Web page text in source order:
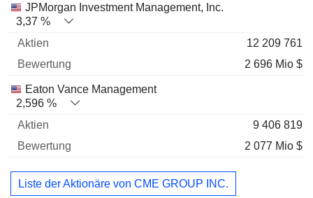
JPMorgan Investment Management, Inc.
3,37 %
12 209 761
2 696 Mio $
Eaton Vance Management
2,596 %
9 406 819
2 077 Mio $
Liste der Aktionäre von CME GROUP INC.